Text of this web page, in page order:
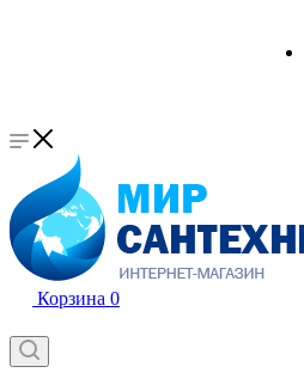
Корзина 0